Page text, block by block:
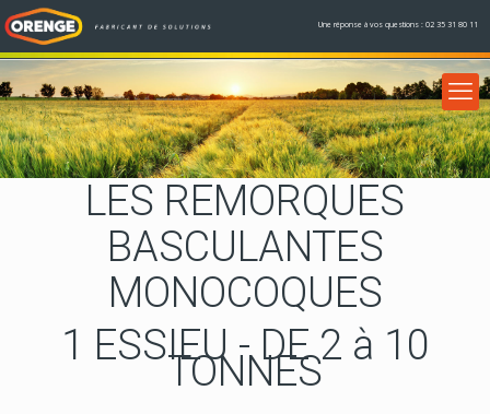
Une réponse à vos questions : 02 35 31 80 11
LES REMORQUES
BASCULANTES
MONOCOQUES
1 ESSIEU - DE 2 à 10
TONNES